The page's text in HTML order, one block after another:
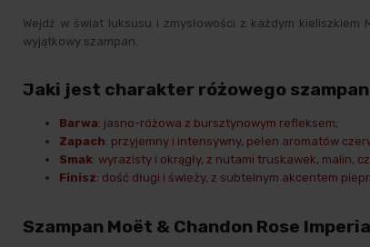
Wejdź w świat luksusu i zmysłowości z każdym
wyjątkowy szampan.
Jaki jest charakter różowego
Barwa: jasno-różowa z bursztynowym refleksem;
Zapach: przyjemny i intensywny, pełen aromatów
Smak: wyrazisty i okrągły, z nutami truskawek, malin,
Finisz: dość długi i świeży, z subtelnym akcentem
Szampan Moët & Chandon Rose